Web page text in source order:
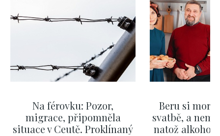
Na férovku: Pozor,
migrace, připomněla
situace v Ceutě. Proklínaný
Beru si
svatbě, a
natož alkohol.